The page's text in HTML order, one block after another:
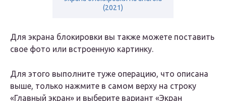
(2021)
Для экрана блокировки вы также можете поставить
свое фото или встроенную картинку.
Для этого выполните туже операцию, что описана
выше, только нажмите в самом верху на строку
«Главный экран» и выберите вариант «Экран